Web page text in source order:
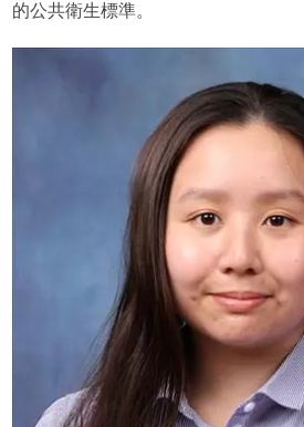
的公共衛生標準。